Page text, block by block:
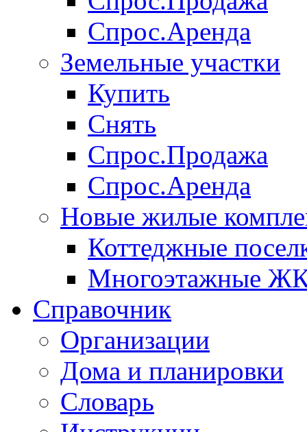
Спрос.Аренда
Земельные участки
Купить
Снять
Спрос.Продажа
Спрос.Аренда
Новые жилые
Коттеджные
Многоэтажные
Справочник
Организации
Дома и планировки
Словарь